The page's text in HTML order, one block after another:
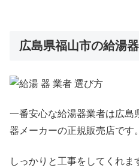
広島県福山市の給湯
一番安心な給湯器業者は広島
器メーカーの正規販売店です。
しっかりと工事をしてくれま